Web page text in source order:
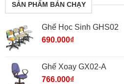
SẢN PHẨM BÁN CHẠY
Ghế Học Sinh GHS02
690.000₫
Ghế Xoay GX02-A
766.000₫